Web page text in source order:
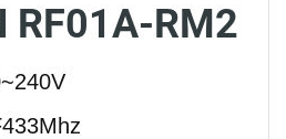
RF01A-RM2